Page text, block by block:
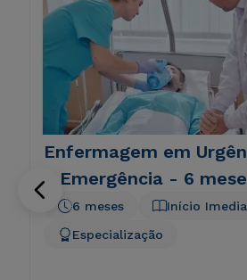
Enfermagem em
e Emergência - 6
Início
6 meses
Especialização